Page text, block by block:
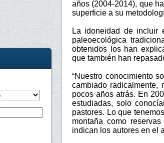
años (2004-2014), que
superficie a su
La idoneidad de incluir
paleoecológica
obtenidos los han
que también han
“Nuestro conocimiento
cambiado radicalmente,
pocos años atrás. En
estudiadas, solo
pastores. Lo que
montaña como
indican los autores en el